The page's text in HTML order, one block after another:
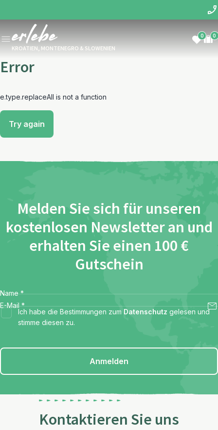
KROATIEN, MONTENEGRO & SLOWENIEN
0 0
Error
e.type.replaceAll is not a function
Try again
Melden Sie sich für unseren
kostenlosen Newsletter an und
erhalten Sie einen 100 €
Gutschein
Name *
E-Mail *
Ich habe die Bestimmungen zum Datenschutz gelesen und
stimme diesen zu.
Anmelden
Kontaktieren Sie uns